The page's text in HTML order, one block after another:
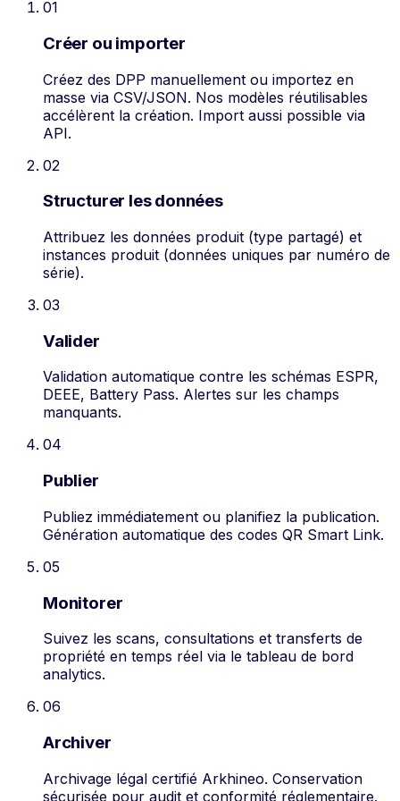
01
Créer ou importer
Créez des DPP manuellement ou importez en
masse via CSV/JSON. Nos modèles réutilisables
accélèrent la création. Import aussi possible via
API.
02
Structurer les données
Attribuez les données produit (type partagé) et
instances produit (données uniques par numéro de
série).
03
Valider
Validation automatique contre les schémas ESPR,
DEEE, Battery Pass. Alertes sur les champs
manquants.
04
Publier
Publiez immédiatement ou planifiez la publication.
Génération automatique des codes QR Smart Link.
05
Monitorer
Suivez les scans, consultations et transferts de
propriété en temps réel via le tableau de bord
analytics.
06
Archiver
Archivage légal certifié Arkhineo. Conservation
sécurisée pour audit et conformité réglementaire.